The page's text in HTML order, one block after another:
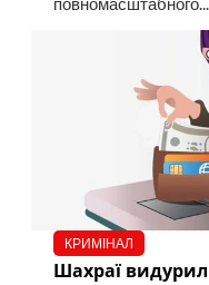
повномасштабного...
КРИМІНАЛ
Шахраї